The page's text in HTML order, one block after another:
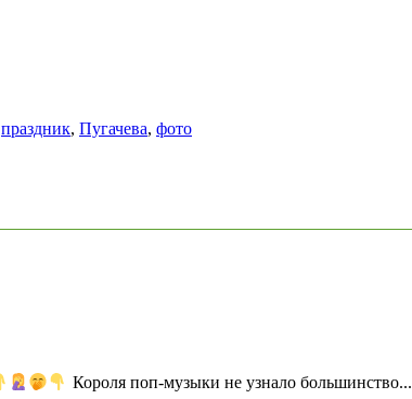
праздник, Пугачева, фото
Короля поп-музыки не узнало большинство...